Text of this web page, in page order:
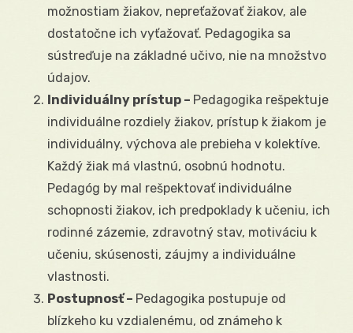
možnostiam žiakov, nepreťažovať žiakov, ale
dostatočne ich vyťažovať. Pedagogika sa
sústreďuje na základné učivo, nie na množstvo
údajov.
Individuálny prístup – Pedagogika rešpektuje
individuálne rozdiely žiakov, prístup k žiakom je
individuálny, výchova ale prebieha v kolektíve.
Každý žiak má vlastnú, osobnú hodnotu.
Pedagóg by mal rešpektovať individuálne
schopnosti žiakov, ich predpoklady k učeniu, ich
rodinné zázemie, zdravotný stav, motiváciu k
učeniu, skúsenosti, záujmy a individuálne
vlastnosti.
Postupnosť – Pedagogika postupuje od
blízkeho ku vzdialenému, od známeho k